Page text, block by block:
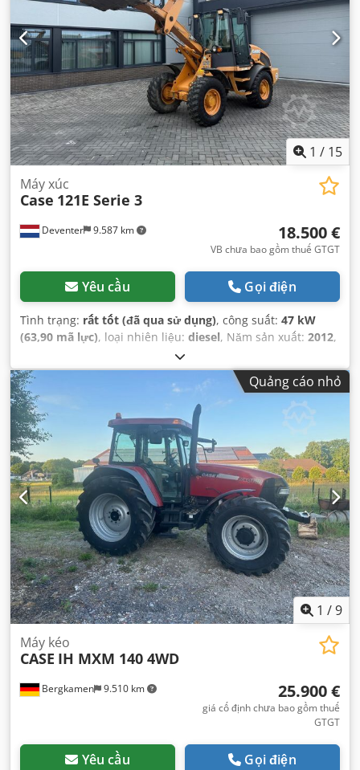
1 / 15
Deventer 9.587 km
Máy xúc
Case 121E Serie 3
18.500 €
VB chưa bao gồm thuế GTGT
Yêu cầu Gọi điện
Tình trạng: rất tốt (đã qua sử dụng), công suất: 47 kW
(63,90 mã lực), loại nhiên liệu: diesel, Năm sản xuất: 2012,
Quảng cáo nhỏ
1 /9
Bergkamen 9.510 km
Máy kéo
CASE IH MXM 140 4WD
25.900 €
giá cố định chưa bao gồm thuế
GTGT
Yêu cầu Gọi điện